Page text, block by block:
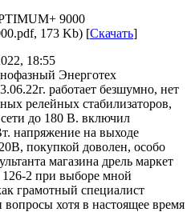
9000
173 Kb) [Скачать]
18:55
Энерготех
работает безшумно, нет
релейных стабилизаторов,
до 180 В. включил
напряжение на выходе
покупкой доволен, особо
магазина дрель маркет
126-2 при выборе мной
грамотный специалист
вопросы хотя в настоящее время